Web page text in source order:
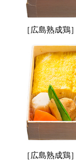
［広島熟成鶏
［広島熟成